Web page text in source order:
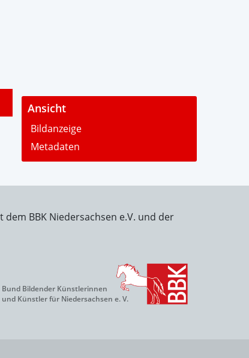
Ansicht
Bildanzeige
Metadaten
BBK Niedersachsen e.V. und der
Bund Bildender Künstlerinnen
und Künstler für Niedersachsen e. V.